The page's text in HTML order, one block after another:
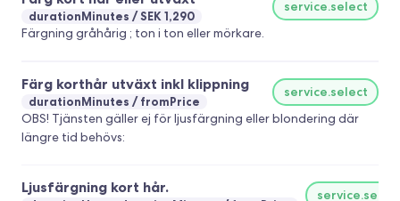
durationMinutes SEK 1,290
service.select
Färgning gråhårig ; ton i ton eller mörkare.
Färg korthår utväxt inkl klippning
durationMinutes fromPrice
service.select
OBS! Tjänsten gäller ej för ljusfärgning eller blondering där
längre tid behövs:
Ljusfärgning kort hår. service.select